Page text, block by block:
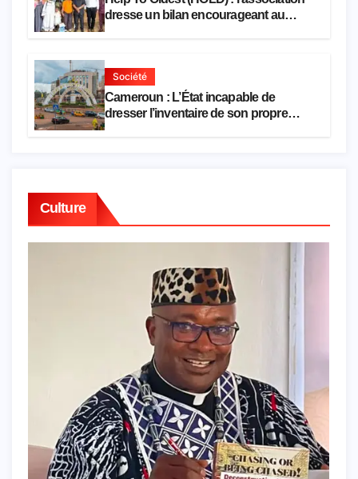
dresse un bilan encourageant au
Société
Cameroun : L’État incapable de
dresser l’inventaire de son propre
Culture